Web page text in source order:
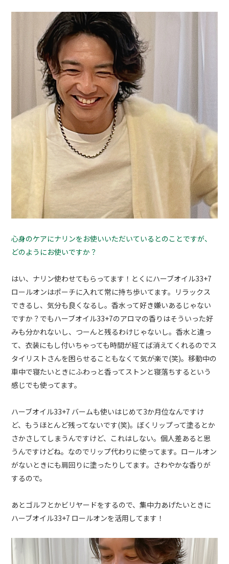
心身のケアにナリンをお使いいただいているとのことですが、
どのようにお使いですか？
はい、ナリン使わせてもらってます！とくにハーブオイル33+7
ロールオンはポーチに入れて常に持ち歩いてます。リラックス
できるし、気分も良くなるし。香水って好き嫌いあるじゃない
ですか？でもハーブオイル33+7のアロマの香りはそういった好
みも分かれないし、つーんと残るわけじゃないし。香水と違っ
て、衣装にもし付いちゃっても時間が経てば消えてくれるのでス
タイリストさんを困らせることもなくて気が楽で(笑)。移動中の
車中で寝たいときにふわっと香ってストンと寝落ちするという
感じでも使ってます。
ハーブオイル33+7 バームも使いはじめて3か月位なんですけ
ど、もうほとんど残ってないです(笑)。ぼくリップって塗るとか
さかさしてしまうんですけど、これはしない。個人差あると思
うんですけどね。なのでリップ代わりに使ってます。ロールオン
がないときにも肩回りに塗ったりしてます。さわやかな香りが
するので。
あとゴルフとかビリヤードをするので、集中力あげたいときに
ハーブオイル33+7 ロールオンを活用してます！